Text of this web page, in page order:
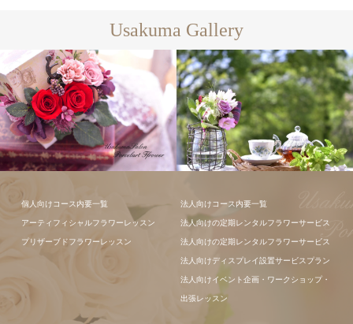
Usakuma Gallery
ギャラリー全
ト
ンジメント
個人向けコース内要一覧
アーティフィシャルフラワーレッスン
プリザーブドフラワーレッスン
法人向けコース内要一覧
法人向けの定期レンタルフラワーサービス
法人向けの定期レンタルフラワーサービス
法人向けディスプレイ設置サービスプラン
法人向けイベント企画・ワークショップ・
出張レッスン